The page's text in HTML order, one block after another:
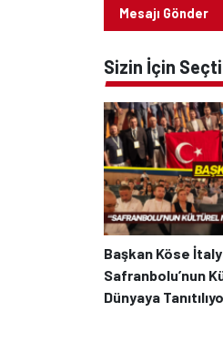
Mesajı Gönder
Sizin İçin
Başkan Köse
Safranbolu’nun
Dünyaya